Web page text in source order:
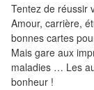
Livres
en
anglais
Livres
Tentez de réussir
Amour, carrière,
bonnes cartes
Mais gare aux
maladies … Les
bonheur !